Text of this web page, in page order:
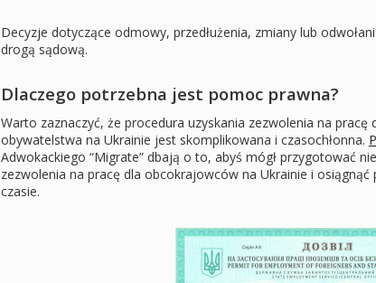
Decyzje dotyczące odmowy, przedłużenia, zmiany lub
drogą sądową.
Dlaczego potrzebna jest pomoc prawna?
Warto zaznaczyć, że procedura uzyskania zezwolenia na
obywatelstwa na Ukrainie jest skomplikowana i czasochłonna.
Adwokackiego “Migrate” dbają o to, abyś mógł przygotować
zezwolenia na pracę dla obcokrajowców na Ukrainie i
czasie.